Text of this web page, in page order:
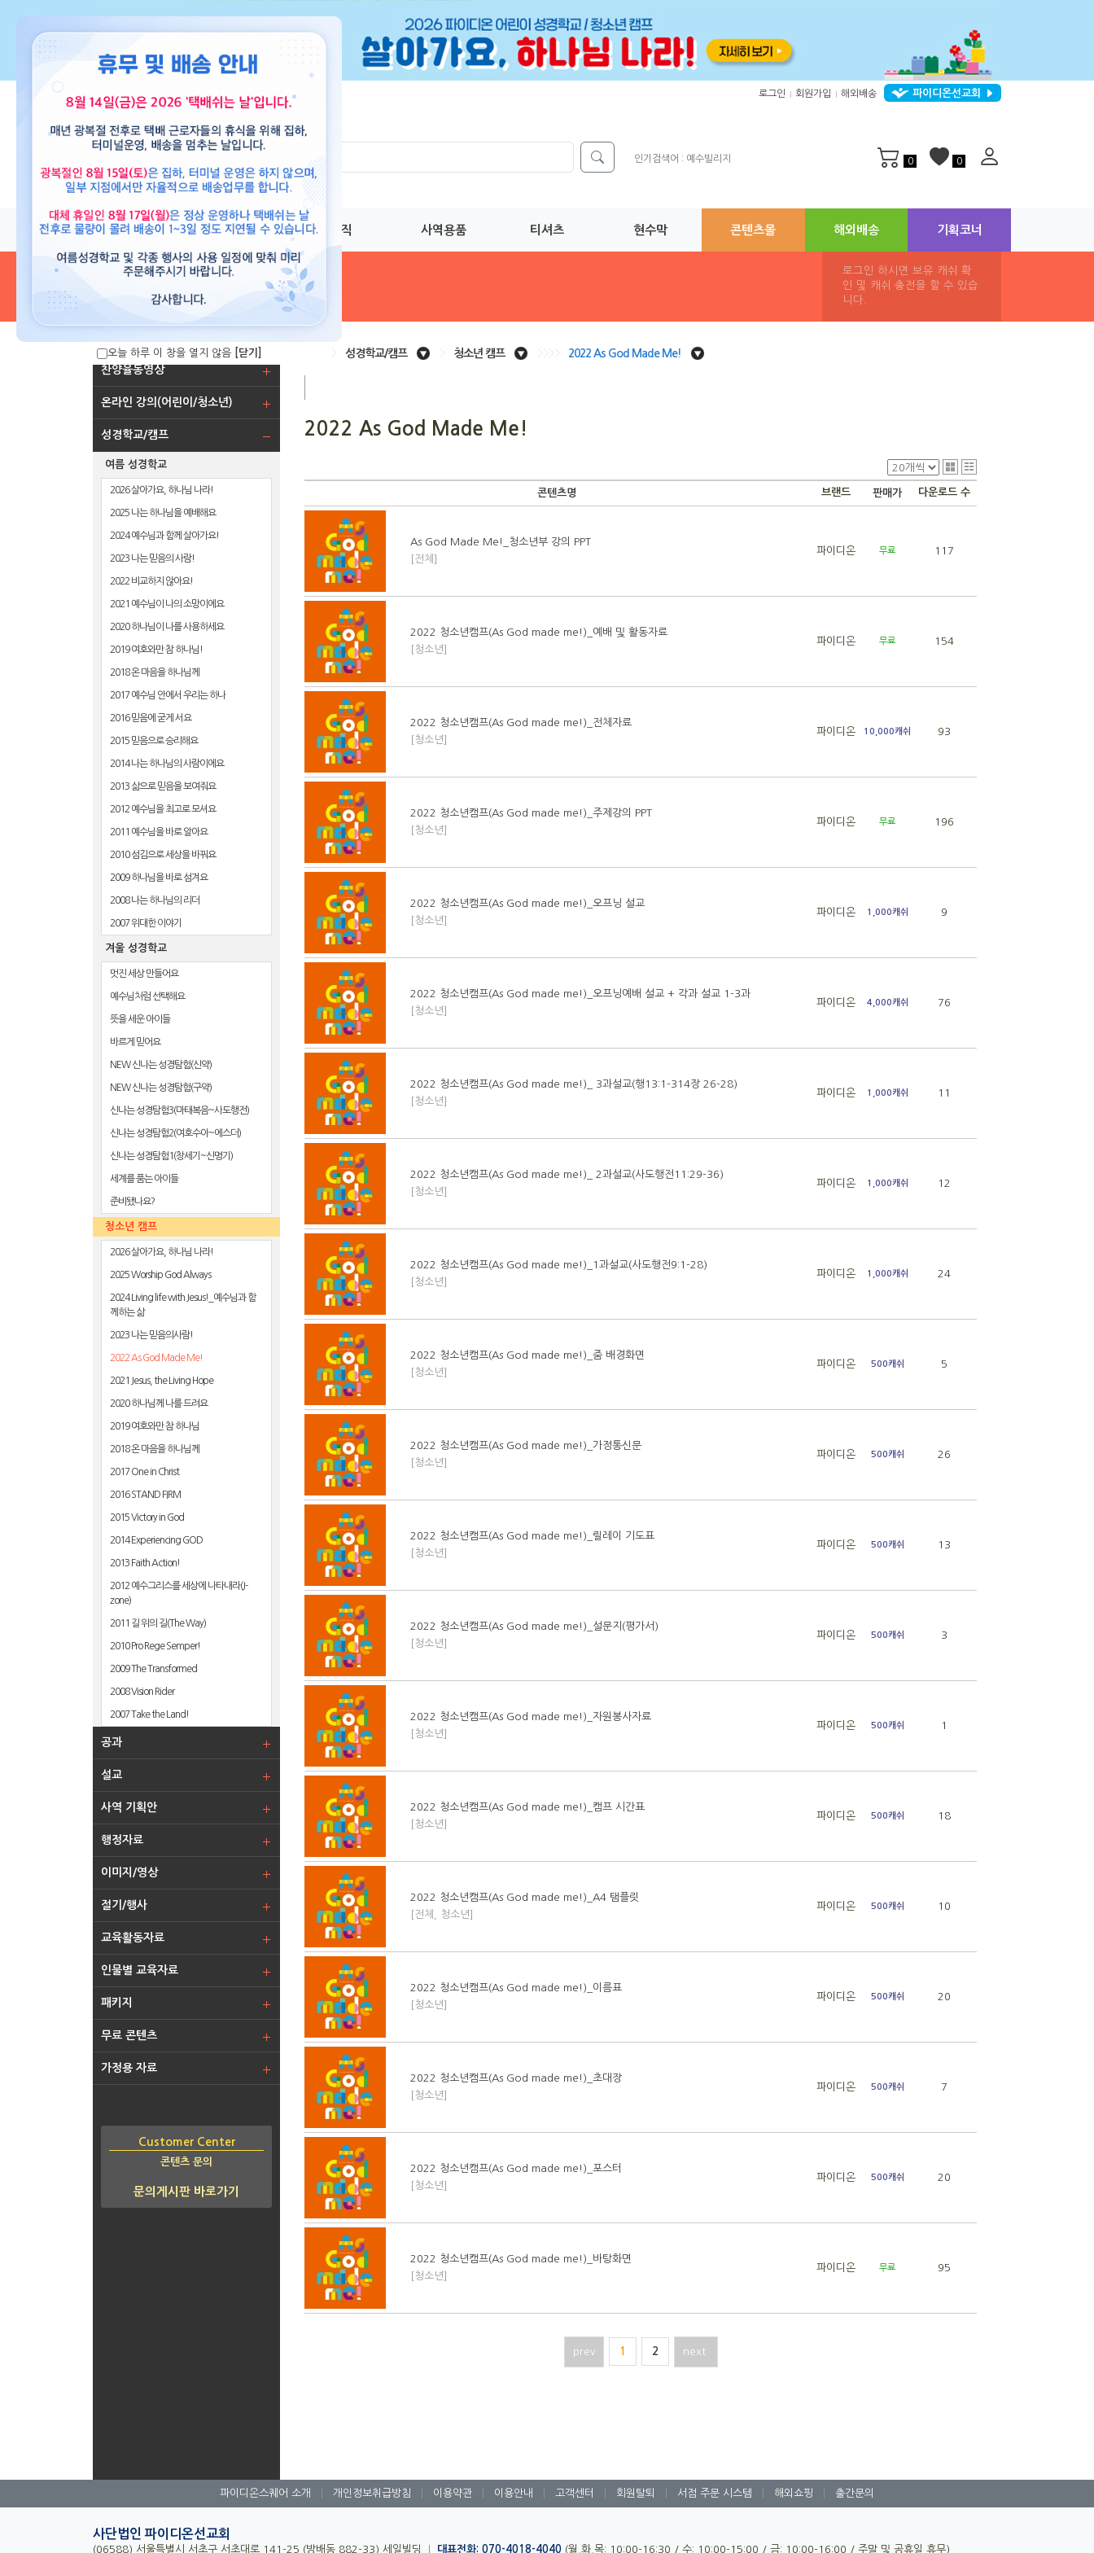
로그인 회원가입 해외배송 파이디온선교회
인기검색어 : 예수빌리지 0 0
교재 도서 뮤직 사역용품 티셔츠 현수막 콘텐츠몰 해외배송 기획코너
로그인 하시면 보유 캐쉬 확
인 및 캐쉬 충전을 할 수 있습
니다.
찬양율동영상
온라인 강의(어린이/청소년)
성경학교/캠프
여름 성경학교
2026 살아가요, 하나님 나라!
2025 나는 하나님을 예배해요
2024 예수님과 함께 살아가요!
2023 나는 믿음의 사람!
2022 비교하지 않아요!
2021 예수님이 나의 소망이에요
2020 하나님이 나를 사용하세요
2019 여호와만 참 하나님!
2018 온 마음을 하나님께
2017 예수님 안에서 우리는 하나
2016 믿음에 굳게 서요
2015 믿음으로 승리해요
2014 나는 하나님의 사람이에요
2013 삶으로 믿음을 보여줘요
2012 예수님을 최고로 모셔요
2011 예수님을 바로 알아요
2010 섬김으로 세상을 바꿔요
2009 하나님을 바로 섬겨요
2008 나는 하나님의 리더
2007 위대한 이야기
겨울 성경학교
멋진 세상 만들어요
예수님처럼 선택해요
뜻을 세운 아이들
바르게 믿어요
NEW 신나는 성경탐험(신약)
NEW 신나는 성경탐험(구약)
신나는 성경탐험3(마태복음~사도행전)
신나는 성경탐험2(여호수아~에스더)
신나는 성경탐험1(창세기~신명기)
세계를 품는 아이들
준비됐나요?
청소년 캠프
2026 살아가요, 하나님 나라!
2025 Worship God Always
2024 Living life with Jesus!_예수님과 함
께하는 삶
2023 나는 믿음의사람!
2022 As God Made Me!
2021 Jesus, the Living Hope
2020 하나님께 나를 드려요
2019 여호와만 참 하나님
2018 온 마음을 하나님께
2017 One in Christ
2016 STAND FIRM
2015 Victory in God
2014 Experiencing GOD
2013 Faith Action!
2012 예수그리스를 세상에 나타내라(J-
zone)
2011 길 위의 길(The Way)
2010 Pro Rege Semper!
2009 The Transformed
2008 Vision Rider
2007 Take the Land!
공과
설교
사역 기획안
행정자료
이미지/영상
절기/행사
교육활동자료
인물별 교육자료
패키지
무료 콘텐츠
가정용 자료
Customer Center
콘텐츠 문의
문의게시판 바로가기
성경학교/캠프 청소년 캠프 2022 As God Made Me!
2022 As God Made Me!
콘텐츠명 브랜드 판매가 다운로드 수
As God Made Me!_청소년부 강의 PPT
[전체]
파이디온 무료 117
2022 청소년캠프(As God made me!)_예배 및 활동자료
[청소년]
파이디온 무료 154
2022 청소년캠프(As God made me!)_전체자료
[청소년]
파이디온 10,000캐쉬 93
2022 청소년캠프(As God made me!)_주제강의 PPT
[청소년]
파이디온 무료 196
2022 청소년캠프(As God made me!)_오프닝 설교
[청소년]
파이디온 1,000캐쉬 9
2022 청소년캠프(As God made me!)_오프닝예배 설교 + 각과 설교 1-3과
[청소년]
파이디온 4,000캐쉬 76
2022 청소년캠프(As God made me!)_ 3과설교(행13:1-314장 26-28)
[청소년]
파이디온 1,000캐쉬 11
2022 청소년캠프(As God made me!)_ 2과설교(사도행전11:29-36)
[청소년]
파이디온 1,000캐쉬 12
2022 청소년캠프(As God made me!)_1과설교(사도행전9:1-28)
[청소년]
파이디온 1,000캐쉬 24
2022 청소년캠프(As God made me!)_줌 배경화면
[청소년]
파이디온 500캐쉬 5
2022 청소년캠프(As God made me!)_가정통신문
[청소년]
파이디온 500캐쉬 26
2022 청소년캠프(As God made me!)_릴레이 기도표
[청소년]
파이디온 500캐쉬 13
2022 청소년캠프(As God made me!)_설문지(평가서)
[청소년]
파이디온 500캐쉬 3
2022 청소년캠프(As God made me!)_자원봉사자료
[청소년]
파이디온 500캐쉬 1
2022 청소년캠프(As God made me!)_캠프 시간표
[청소년]
파이디온 500캐쉬 18
2022 청소년캠프(As God made me!)_A4 탬플릿
[전체, 청소년]
파이디온 500캐쉬 10
2022 청소년캠프(As God made me!)_이름표
[청소년]
파이디온 500캐쉬 20
2022 청소년캠프(As God made me!)_초대장
[청소년]
파이디온 500캐쉬 7
2022 청소년캠프(As God made me!)_포스터
[청소년]
파이디온 500캐쉬 20
2022 청소년캠프(As God made me!)_바탕화면
[청소년]
파이디온 무료 95
prev 1 2 next
파이디온스퀘어 소개 개인정보취급방침 이용약관 이용안내 고객센터 회원탈퇴 서점 주문 시스템 해외쇼핑 출간문의
사단법인 파이디온선교회
(06588) 서울특별시 서초구 서초대로 141-25 (방배동 882-33) 세일빌딩 대표전화: 070-4018-4040 (월,화,목: 10:00-16:30 / 수: 10:00-15:00 / 금: 10:00-16:00 / 주말 및 공휴일 휴무)
오늘 하루 이 창을 열지 않음 [닫기]